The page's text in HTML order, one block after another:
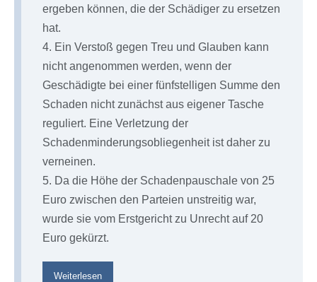
ergeben können, die der Schädiger zu ersetzen
hat.
4. Ein Verstoß gegen Treu und Glauben kann
nicht angenommen werden, wenn der
Geschädigte bei einer fünfstelligen Summe den
Schaden nicht zunächst aus eigener Tasche
reguliert. Eine Verletzung der
Schadenminderungsobliegenheit ist daher zu
verneinen.
5. Da die Höhe der Schadenpauschale von 25
Euro zwischen den Parteien unstreitig war,
wurde sie vom Erstgericht zu Unrecht auf 20
Euro gekürzt.
WeiterlesenMietwagenrecht§wi§§en